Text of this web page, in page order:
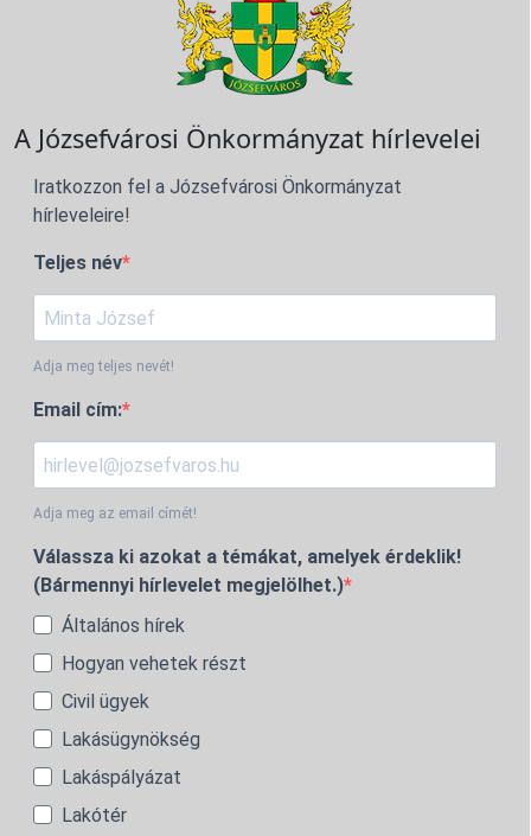
A Józsefvárosi Önkormányzat hírlevelei
Iratkozzon fel a Józsefvárosi Önkormányzat
hírleveleire!
Teljes név
Adja meg teljes nevét!
Email cím:
Adja meg az email címét!
Válassza ki azokat a témákat, amelyek érdeklik!
(Bármennyi hírlevelet megjelölhet.)
Általános hírek
Hogyan vehetek részt
Civil ügyek
Lakásügynökség
Lakáspályázat
Lakótér